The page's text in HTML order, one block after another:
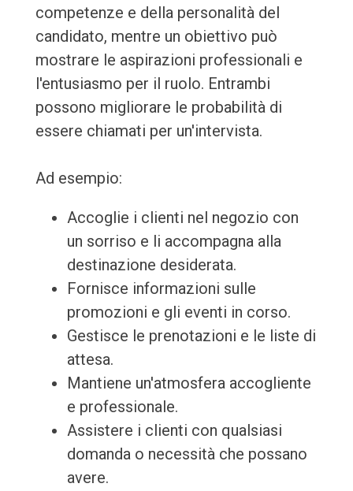
competenze e della personalità del
candidato, mentre un obiettivo può
mostrare le aspirazioni professionali e
l'entusiasmo per il ruolo. Entrambi
possono migliorare le probabilità di
essere chiamati per un'intervista.
Ad esempio:
Accoglie i clienti nel negozio con
un sorriso e li accompagna alla
destinazione desiderata.
Fornisce informazioni sulle
promozioni e gli eventi in corso.
Gestisce le prenotazioni e le liste di
attesa.
Mantiene un'atmosfera accogliente
e professionale.
Assistere i clienti con qualsiasi
domanda o necessità che possano
avere.